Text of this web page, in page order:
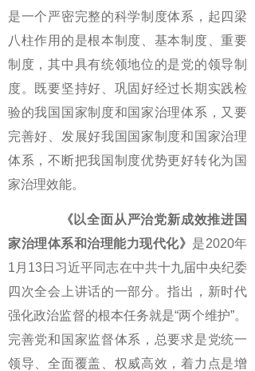
是一个严密完整的科学制度体系，起四梁
八柱作用的是根本制度、基本制度、重要
制度，其中具有统领地位的是党的领导制
度。既要坚持好、巩固好经过长期实践检
验的我国国家制度和国家治理体系，又要
完善好、发展好我国国家制度和国家治理
体系，不断把我国制度优势更好转化为国
家治理效能。
《以全面从严治党新成效推进国
家治理体系和治理能力现代化》 是2020年
1月13日习近平同志在中共十九届中央纪委
四次全会上讲话的一部分。指出，新时代
强化政治监督的根本任务就是“两个维护”。
完善党和国家监督体系，总要求是党统一
领导、全面覆盖、权威高效，着力点是增